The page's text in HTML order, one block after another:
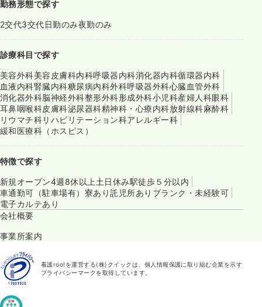
勤務形態で探す
2交代3交代日勤のみ夜勤のみ
診療科目で探す
美容外科美容皮膚科内科呼吸器内科消化器内科循環器内科
血液内科腎臓内科糖尿病内科外科呼吸器外科心臓血管外科
消化器外科脳神経外科整形外科形成外科小児科産婦人科眼科
耳鼻咽喉科皮膚科泌尿器科精神科・心療内科放射線科麻酔科
リウマチ科リハビリテーション科アレルギー科
緩和医療科（ホスピス）
特徴で探す
新規オープン4週8休以上 土日休み駅徒歩５分以内
車通勤可（駐車場有） 寮あり託児所あり ブランク・未経験可
電子カルテあり
会社概要
事業所案内
看護roo!を運営する(株)クイックは、個人情報保護に取り組む企業を示す
プライバシーマークを取得しています。